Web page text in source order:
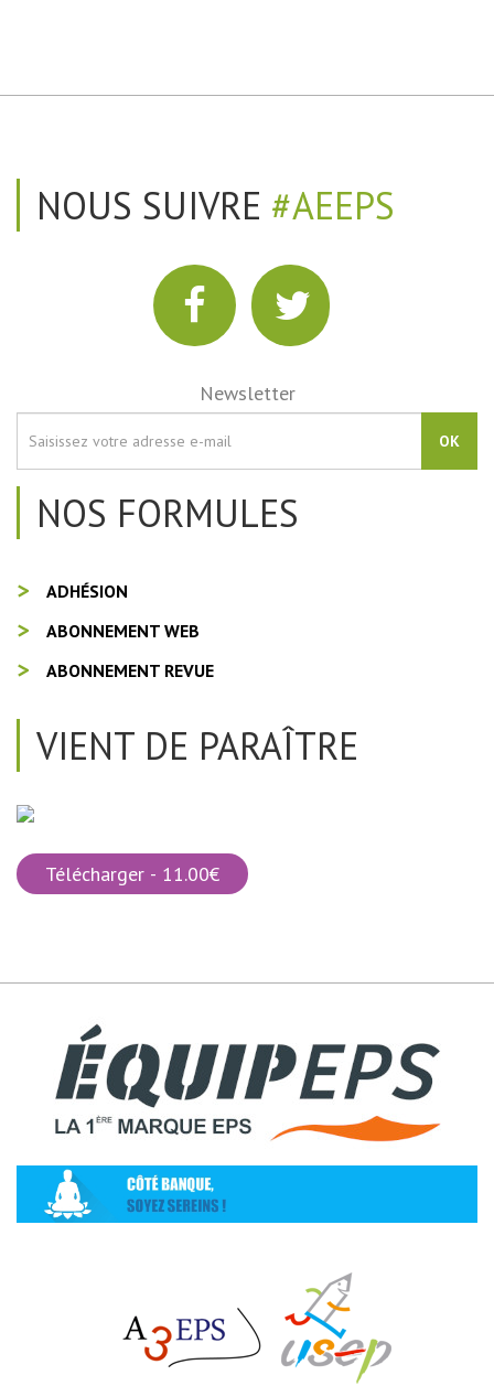
NOUS SUIVRE #AEEPS
Newsletter
OK
NOS FORMULES
ADHÉSION
ABONNEMENT WEB
ABONNEMENT REVUE
VIENT DE PARAÎTRE
Télécharger - 11.00€